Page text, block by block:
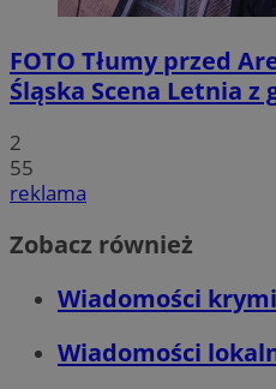
FOTO Tłumy przed
Śląska Scena Letnia
2
55
reklama
Zobacz również
Wiadomości
Wiadomości